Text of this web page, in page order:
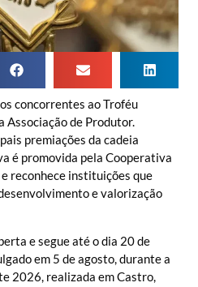
concorrentes ao Troféu
de Produtor.
premiações da cadeia
é promovida pela Cooperativa
reconhece instituições que
e valorização
e segue até o dia 20 de
em 5 de agosto, durante a
2026, realizada em Castro,